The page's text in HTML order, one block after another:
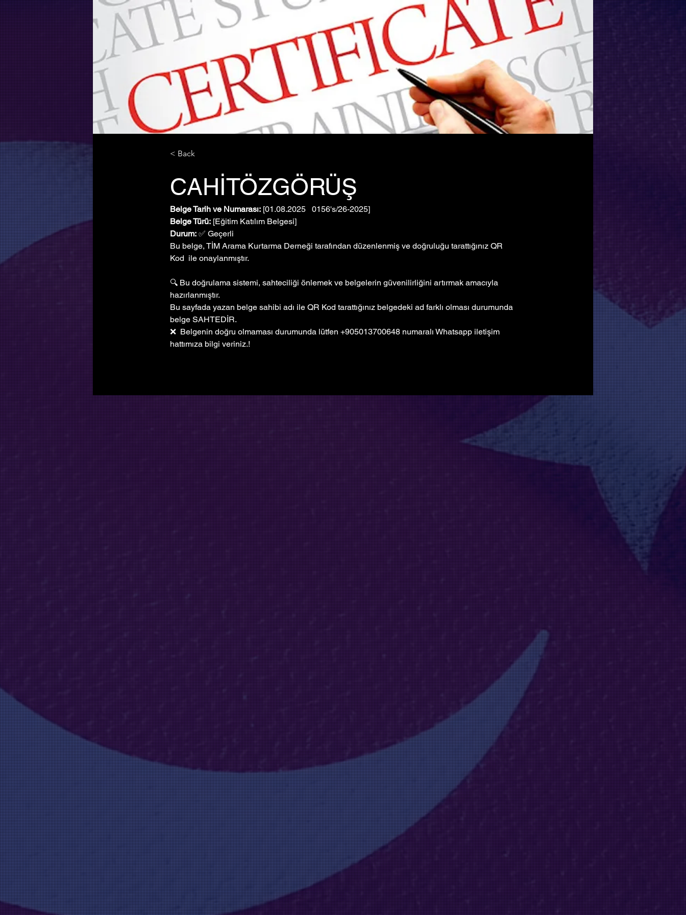
< Back
CAHİTÖZGÖRÜŞ
Belge Tarih ve Numarası: [01.08.2025   0156's/26-2025]
Belge Türü: [Eğitim Katılım Belgesi]
Durum: ✅ Geçerli
Bu belge, TİM Arama Kurtarma Derneği tarafından düzenlenmiş ve doğruluğu tarattığınız QR
Kod  ile onaylanmıştır.
🔍 Bu doğrulama sistemi, sahteciliği önlemek ve belgelerin güvenilirliğini artırmak amacıyla
hazırlanmıştır.
Bu sayfada yazan belge sahibi adı ile QR Kod tarattığınız belgedeki ad farklı olması durumunda
belge SAHTEDİR.
❌  Belgenin doğru olmaması durumunda lütfen +905013700648 numaralı Whatsapp iletişim
hattımıza bilgi veriniz.!